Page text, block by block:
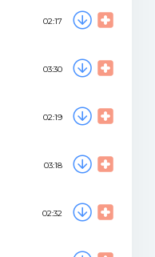
02:17
03:30
02:19
03:18
02:32